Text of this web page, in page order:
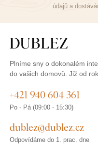
údajůa
Plníme sny o dokonalém
do vašich domovů. Již od
+421 940 604 361
Po - Pá (09:00 - 15:30)
dublez@dublez.cz
Odpovídáme do 1. prac. dne